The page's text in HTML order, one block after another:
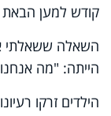
קודש למען
השאלה ששאלתי
הייתה: "מה
הילדים זרקו